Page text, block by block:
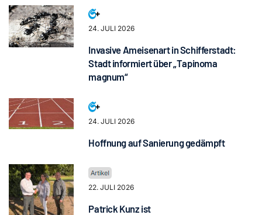
24. JULI 2026
Invasive Ameisenart in Schifferstadt:
Stadt informiert über „Tapinoma
magnum“
24. JULI 2026
Hoffnung auf Sanierung gedämpft
22. JULI 2026
Patrick Kunz ist